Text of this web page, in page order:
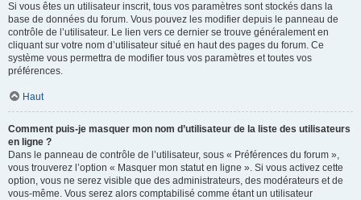
Si vous êtes un utilisateur inscrit, tous vos paramètres sont stockés dans la
base de données du forum. Vous pouvez les modifier depuis le panneau de
contrôle de l’utilisateur. Le lien vers ce dernier se trouve généralement en
cliquant sur votre nom d’utilisateur situé en haut des pages du forum. Ce
système vous permettra de modifier tous vos paramètres et toutes vos
préférences.
Haut
Comment puis-je masquer mon nom d’utilisateur de la liste des utilisateurs
en ligne ?
Dans le panneau de contrôle de l’utilisateur, sous « Préférences du forum »,
vous trouverez l’option « Masquer mon statut en ligne ». Si vous activez cette
option, vous ne serez visible que des administrateurs, des modérateurs et de
vous-même. Vous serez alors comptabilisé comme étant un utilisateur